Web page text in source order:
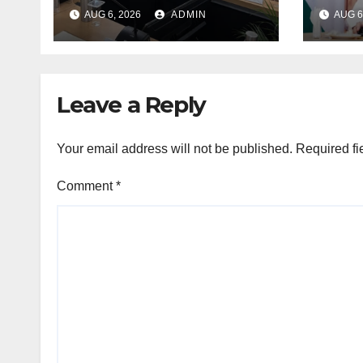
पूलिंग से होटल-पर्यटन
परियोजनाओं को मिलेगी रफ्तार
AUG 6, 2026 ADMIN
13
अगस्त
AUG
Leave a Reply
Your email address will not be published. Required
Comment*